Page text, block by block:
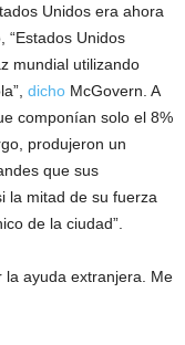
Unidos era ahora
“Estados Unidos
mundial utilizando
dicho McGovern. A
componían solo el 8%
produjeron un
que sus
la mitad de su fuerza
de la ciudad”.
la ayuda extranjera. Me